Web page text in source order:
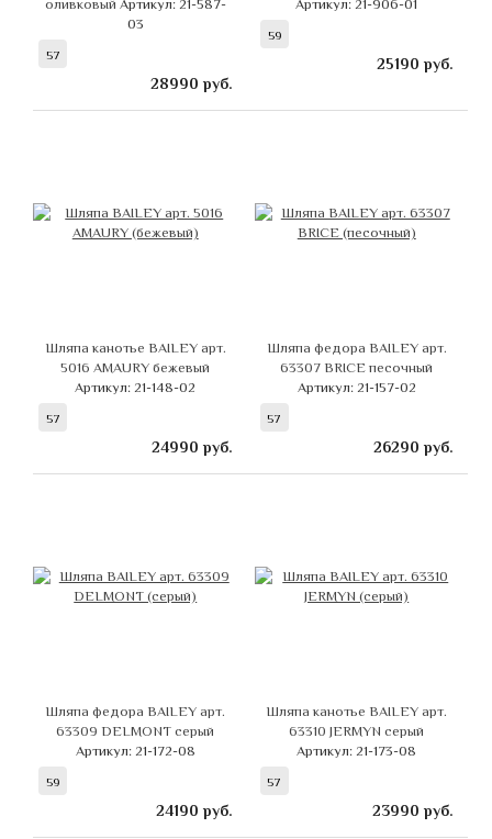
оливковый Артикул: 21-587-
03
57
28990 руб.
Артикул: 21-906-01
59
25190 руб.
Шляпа канотье BAILEY арт.
5016 AMAURY бежевый
Артикул: 21-148-02
57
24990 руб.
Шляпа федора BAILEY арт.
63307 BRICE песочный
Артикул: 21-157-02
57
26290 руб.
Шляпа федора BAILEY арт.
63309 DELMONT серый
Артикул: 21-172-08
59
24190 руб.
Шляпа канотье BAILEY арт.
63310 JERMYN серый
Артикул: 21-173-08
57
23990 руб.